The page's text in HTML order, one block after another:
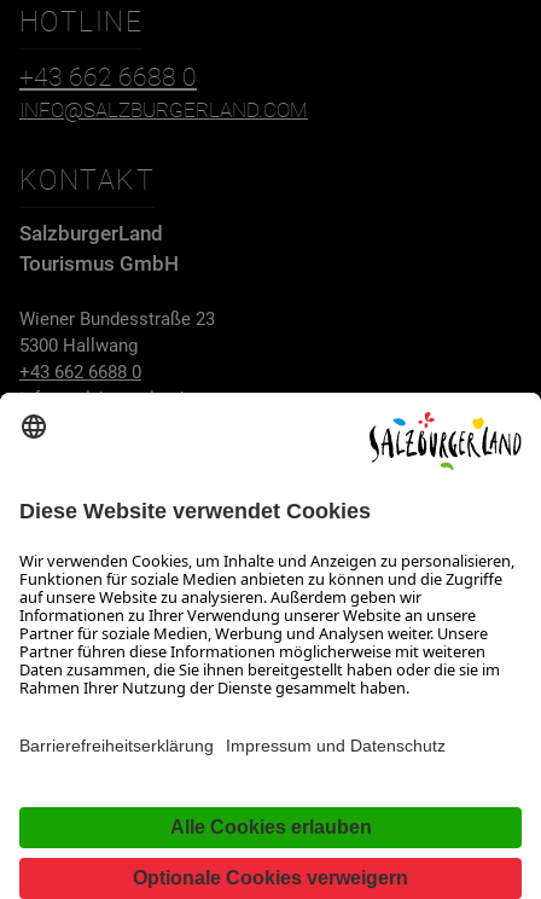
HOTLINE
+43 662 6688 0
INFO@SALZBURGERLAND.COM
KONTAKT
SalzburgerLand
Tourismus GmbH
Wiener Bundesstraße 23
5300 Hallwang
+43 662 6688 0
info@salzburgerland.com
Wir freuen uns auf Ihre Anfrage!
Gerne stehen wir Ihnen von Montag bis Donnerstag von 08:00
bis 17:30 Uhr und am Freitag von 08:00 bis 17:00 Uhr zur
Verfügung.
Das Unternehmen Jobs Meeting- und Kongresslocations
FacebookYouTubeSalzburgerLand
Instagram
TikTokPinterestLinkedIn